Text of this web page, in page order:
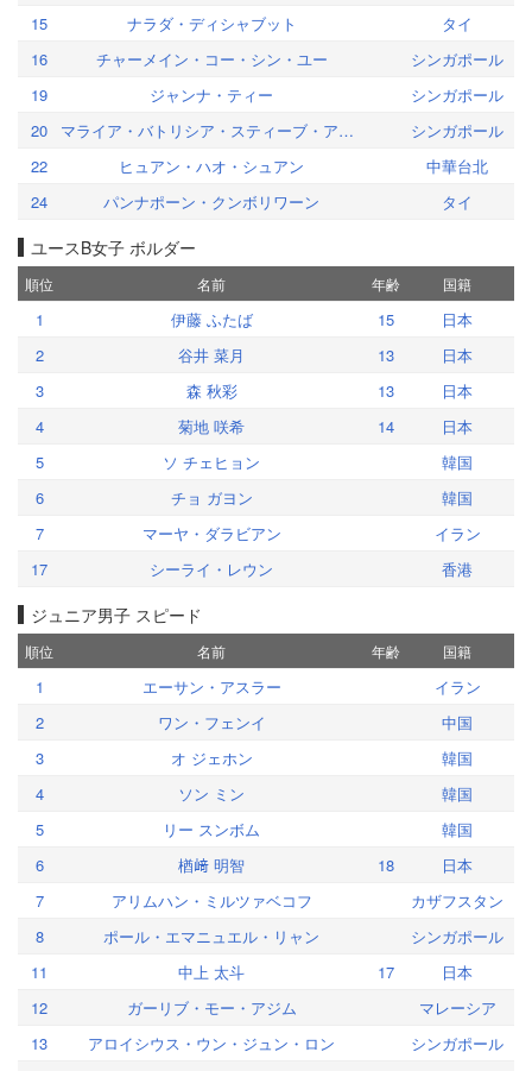
15
ナラダ・ディシャブット
タイ
16
チャーメイン・コー・シン・ユー
シンガポール
19
ジャンナ・ティー
シンガポール
20
マライア・バトリシア・スティーブ・アリフィアン
シンガポール
22
ヒュアン・ハオ・シュアン
中華台北
24
パンナポーン・クンボリワーン タイ
ユースB女子 ボルダー
順位 名前 年齢 国籍
1 伊藤 ふたば 15
日本
2
谷井 菜月 13
日本
3
森 秋彩 13
日本
4
菊地 咲希 14
日本
5
ソ チェヒョン
韓国
6
チョ ガヨン
韓国
7
マーヤ・ダラビアン
イラン
17
シーライ・レウン 香港
ジュニア男子 スピード
順位 名前 年齢 国籍
1 エーサン・アスラー
イラン
2
ワン・フェンイ
中国
3
オ ジェホン
韓国
4
ソン ミン
韓国
5
リー スンボム
韓国
6
楢﨑 明智 18
日本
7
アリムハン・ミルツァベコフ
カザフスタン
8
ポール・エマニュエル・リャン
シンガポール
11
中上 太斗 17
日本
12
ガーリブ・モー・アジム
マレーシア
13
アロイシウス・ウン・ジュン・ロン
シンガポール